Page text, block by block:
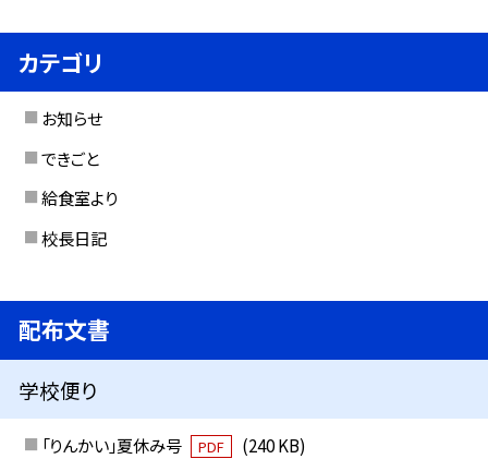
カテゴリ
お知らせ
できごと
給食室より
校長日記
配布文書
学校便り
「りんかい」夏休み号 PDF
(240 KB)